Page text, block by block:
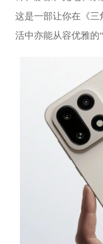
这是一部让你在《三
活中亦能从容优雅的